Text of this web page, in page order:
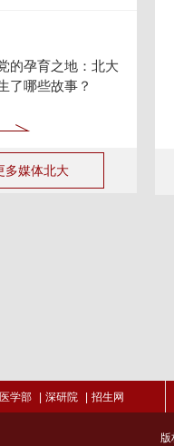
的孕育之地：北大
了哪些故事？
多媒体北大
医学部 | 深研院 | 招生网